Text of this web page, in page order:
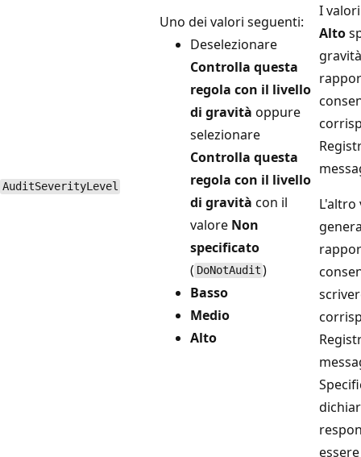
AuditSeverityLevel
Uno dei valori seguenti:
Deselezionare
Controlla questa
regola con il livello
di gravità oppure
selezionare
Controlla questa
regola con il livello
di gravità con il
valore Non
specificato
( DoNotAudit )
Basso
Medio
Alto
I
Alto
L'altro